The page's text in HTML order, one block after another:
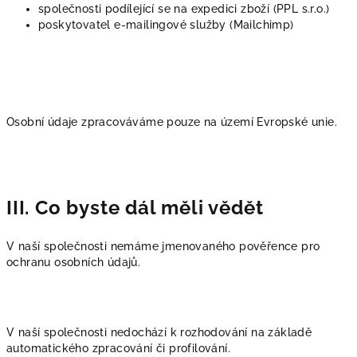
společnosti podílející se na expedici zboží (PPL s.r.o.)
poskytovatel e-mailingové služby (Mailchimp)
Osobní údaje zpracováváme pouze na území Evropské unie.
III. Co byste dál měli vědět
V naší společnosti nemáme jmenovaného pověřence pro
ochranu osobních údajů.
V naší společnosti nedochází k rozhodování na základě
automatického zpracování či profilování.